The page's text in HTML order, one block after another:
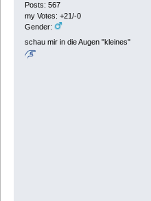
Posts: 567
my Votes: +21/-0
Gender:
schau mir in die Augen "kleines"